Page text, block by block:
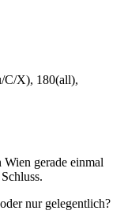
X), 180(all),
gerade einmal
nur gelegentlich?